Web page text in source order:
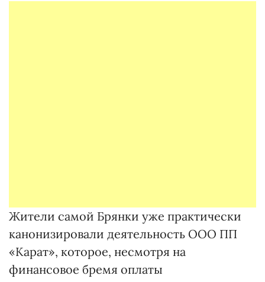
Жители самой Брянки уже практически
канонизировали деятельность ООО ПП
«Карат», которое, несмотря на
финансовое бремя оплаты